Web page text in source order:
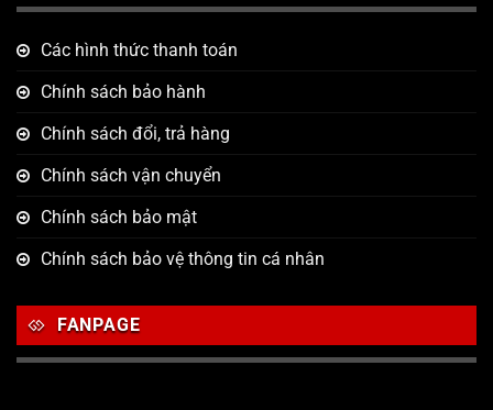
Các hình thức thanh toán
Chính sách bảo hành
Chính sách đổi, trả hàng
Chính sách vận chuyển
Chính sách bảo mật
Chính sách bảo vệ thông tin cá nhân
FANPAGE